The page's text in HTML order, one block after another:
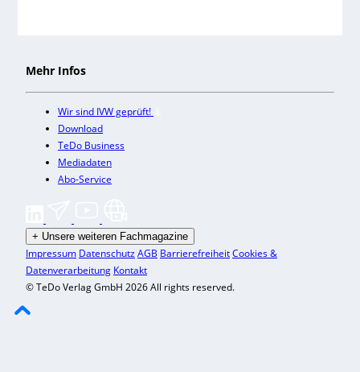
Mehr Infos
Wir sind IVW geprüft!
Download
TeDo Business
Mediadaten
Abo-Service
+ Unsere weiteren Fachmagazine
Impressum DatenschutzAGB BarrierefreiheitCookies &
Datenverarbeitung Kontakt
© TeDo Verlag GmbH 2026 All rights reserved.